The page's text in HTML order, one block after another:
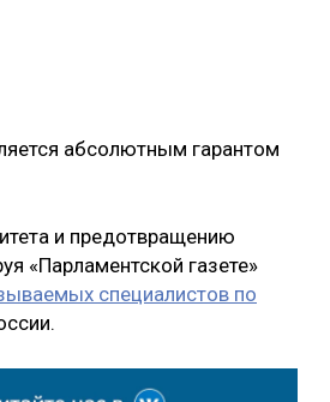
абсолютным гарантом
и предотвращению
«Парламентской газете»
специалистов по